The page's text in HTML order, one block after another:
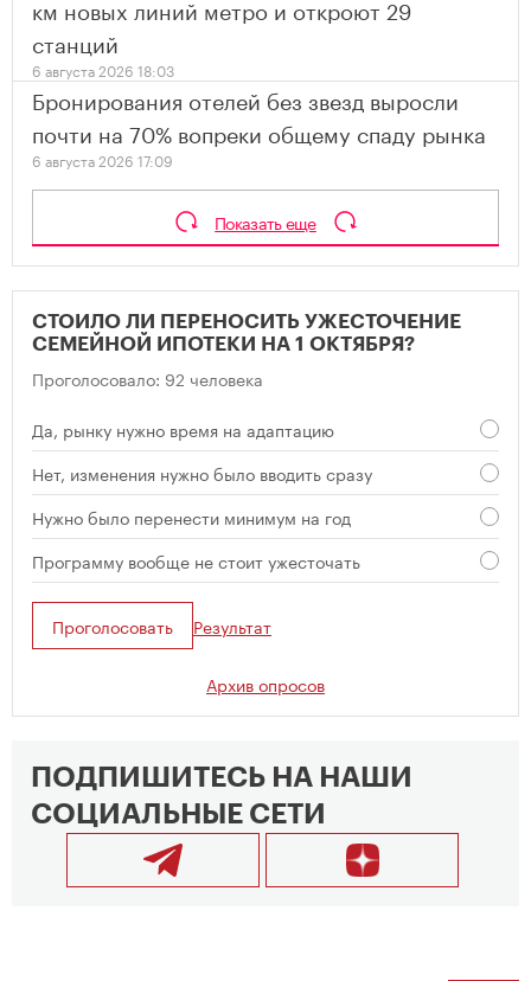
км новых линий метро и откроют 29
станций
6 августа 2026 18:03
Бронирования отелей без звезд выросли
почти на 70% вопреки общему спаду рынка
6 августа 2026 17:09
Показать еще
СТОИЛО ЛИ ПЕРЕНОСИТЬ УЖЕСТОЧЕНИЕ
СЕМЕЙНОЙ ИПОТЕКИ НА 1 ОКТЯБРЯ?
Проголосовало: 92 человека
Да, рынку нужно время на адаптацию
Нет, изменения нужно было вводить сразу
Нужно было перенести минимум на год
Программу вообще не стоит ужесточать
Проголосовать Результат
Архив опросов
ПОДПИШИТЕСЬ НА НАШИ
СОЦИАЛЬНЫЕ СЕТИ